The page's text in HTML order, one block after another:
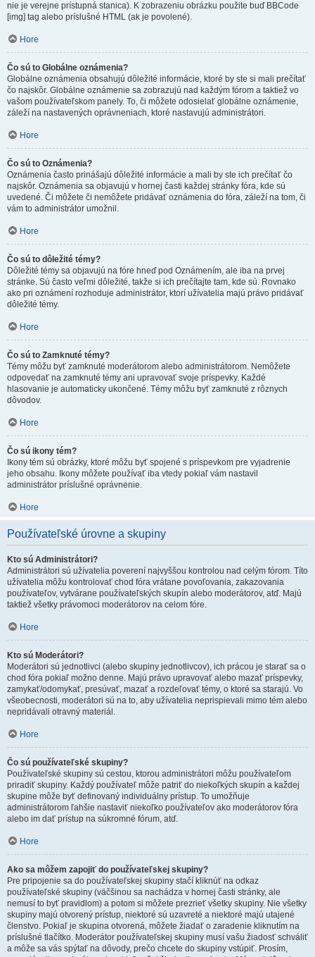
nie je verejne prístupná stanica). K zobrazeniu obrázku použite buď BBCode
[img] tag alebo príslušné HTML (ak je povolené).
Hore
Čo sú to Globálne oznámenia?
Globálne oznámenia obsahujú dôležité informácie, ktoré by ste si mali prečítať
čo najskôr. Globálne oznámenie sa zobrazujú nad každým fórom a taktiež vo
vašom používateľskom panely. To, či môžete odosielať globálne oznámenie,
záleží na nastavených oprávneniach, ktoré nastavujú administrátori.
Hore
Čo sú to Oznámenia?
Oznámenia často prinášajú dôležité informácie a mali by ste ich prečítať čo
najskôr. Oznámenia sa objavujú v hornej časti každej stránky fóra, kde sú
uvedené. Či môžete či nemôžete pridávať oznámenia do fóra, záleží na tom, či
vám to administrátor umožnil.
Hore
Čo sú to dôležité témy?
Dôležité témy sa objavujú na fóre hneď pod Oznámením, ale iba na prvej
stránke. Sú často veľmi dôležité, takže si ich prečítajte tam, kde sú. Rovnako
ako pri oznámení rozhoduje administrátor, ktorí užívatelia majú právo pridávať
dôležité témy.
Hore
Čo sú to Zamknuté témy?
Témy môžu byť zamknuté moderátorom alebo administrátorom. Nemôžete
odpovedať na zamknuté témy ani upravovať svoje príspevky. Každé
hlasovanie je automaticky ukončené. Témy môžu byť zamknuté z rôznych
dôvodov.
Hore
Čo sú ikony tém?
Ikony tém sú obrázky, ktoré môžu byť spojené s príspevkom pre vyjadrenie
jeho obsahu. Ikony môžete používať iba vtedy pokiaľ vám nastavil
administrátor príslušné oprávnenie.
Hore
Používateľské úrovne a skupiny
Kto sú Administrátori?
Administrátori sú užívatelia poverení najvyššou kontrolou nad celým fórom. Títo
užívatelia môžu kontrolovať chod fóra vrátane povoľovania, zakazovania
používateľov, vytvárane používateľských skupín alebo moderátorov, atď. Majú
taktiež všetky právomoci moderátorov na celom fóre.
Hore
Kto sú Moderátori?
Moderátori sú jednotlivci (alebo skupiny jednotlivcov), ich prácou je starať sa o
chod fóra pokiaľ možno denne. Majú právo upravovať alebo mazať príspevky,
zamykať/odomykať, presúvať, mazať a rozdeľovať témy, o ktoré sa starajú. Vo
všeobecnosti, moderátori sú na to, aby užívatelia neprispievali mimo tém alebo
nepridávali otravný materiál.
Hore
Čo sú používateľské skupiny?
Používateľské skupiny sú cestou, ktorou administrátori môžu používateľom
priradiť skupiny. Každý používateľ môže patriť do niekoľkých skupín a každej
skupine môže byť definovaný individuálny prístup. To umožňuje
administrátorom ľahšie nastaviť niekoľko používateľov ako moderátorov fóra
alebo im dať prístup na súkromné fórum, atď.
Hore
Ako sa môžem zapojiť do používateľskej skupiny?
Pre pripojenie sa do používateľskej skupiny stačí kliknúť na odkaz
používateľské skupiny (väčšinou sa nachádza v hornej časti stránky, ale
nemusí to byť pravidlom) a potom si môžete prezrieť všetky skupiny. Nie všetky
skupiny majú otvorený prístup, niektoré sú uzavreté a niektoré majú utajené
členstvo. Pokiaľ je skupina otvorená, môžete žiadať o zaradenie kliknutím na
príslušné tlačítko. Moderátor používateľskej skupiny musí vašu žiadosť schváliť
a môže sa vás spýtať na dôvody, prečo chcete do skupiny vstúpiť. Prosím,